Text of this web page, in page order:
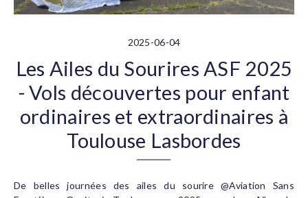
2025-06-04
Les Ailes du Sourires ASF 2025
- Vols découvertes pour enfant
ordinaires et extraordinaires à
Toulouse Lasbordes
De belles journées des ailes du sourire @Aviation Sans